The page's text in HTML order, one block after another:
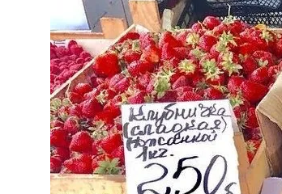
Международная Реакция
Кризис Безопасности На
В Украине Вновь